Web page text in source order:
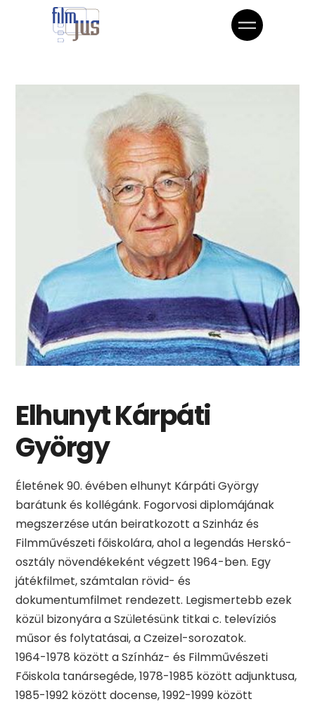
Elhunyt Kárpáti
György
Életének 90. évében elhunyt Kárpáti György
barátunk és kollégánk. Fogorvosi diplomájának
megszerzése után beiratkozott a Szinház és
Filmművészeti főiskolára, ahol a legendás Herskó-
osztály növendékeként végzett 1964-ben. Egy
játékfilmet, számtalan rövid- és
dokumentumfilmet rendezett. Legismertebb ezek
közül bizonyára a Születésünk titkai c. televíziós
műsor és folytatásai, a Czeizel-sorozatok.
1964-1978 között a Színház- és Filmművészeti
Főiskola tanársegéde, 1978-1985 között adjunktusa,
1985-1992 között docense, 1992-1999 között